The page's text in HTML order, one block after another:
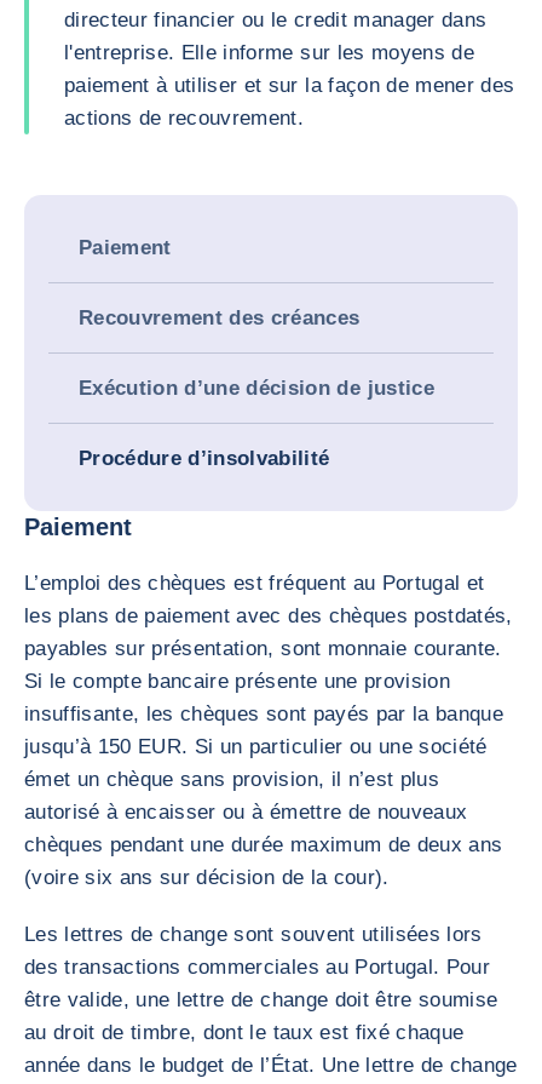
directeur financier ou le credit manager dans
l'entreprise. Elle informe sur les moyens de
paiement à utiliser et sur la façon de mener des
actions de recouvrement.
Paiement
Recouvrement des créances
Exécution d’une décision de justice
Procédure d’insolvabilité
Paiement
L’emploi des chèques est fréquent au Portugal et
les plans de paiement avec des chèques postdatés,
payables sur présentation, sont monnaie courante.
Si le compte bancaire présente une provision
insuffisante, les chèques sont payés par la banque
jusqu’à 150 EUR. Si un particulier ou une société
émet un chèque sans provision, il n’est plus
autorisé à encaisser ou à émettre de nouveaux
chèques pendant une durée maximum de deux ans
(voire six ans sur décision de la cour).
Les lettres de change sont souvent utilisées lors
des transactions commerciales au Portugal. Pour
être valide, une lettre de change doit être soumise
au droit de timbre, dont le taux est fixé chaque
année dans le budget de l’État. Une lettre de change